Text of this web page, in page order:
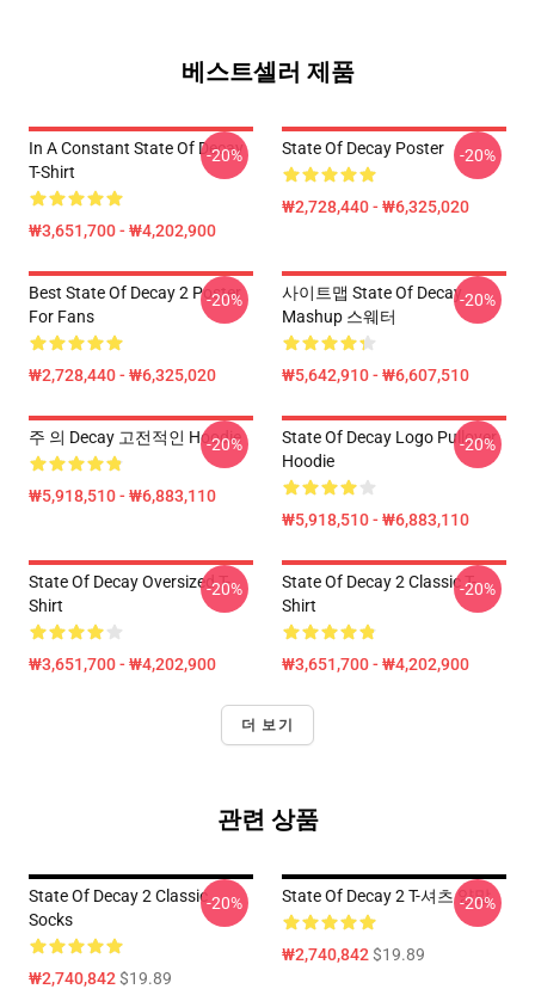
베스트셀러 제품
In A Constant State Of Decay
T-Shirt
₩3,651,700 - ₩4,202,900
-20% State Of Decay Poster
₩2,728,440 - ₩6,325,020
-20%
Best State Of Decay 2 Poster
For Fans
₩2,728,440 - ₩6,325,020
-20%
사이트맵 State Of Decay
Mashup 스웨터
₩5,642,910 - ₩6,607,510
-20%
주 의 Decay 고전적인 Hoodie
₩5,918,510 - ₩6,883,110
-20%
State Of Decay Logo Pullover
Hoodie
₩5,918,510 - ₩6,883,110
-20%
State Of Decay Oversized T-
Shirt
₩3,651,700 - ₩4,202,900
-20%
State Of Decay 2 Classic T-
Shirt
₩3,651,700 - ₩4,202,900
-20%
더 보기
관련 상품
State Of Decay 2 Classic
Socks
₩2,740,842$19.89
-20% State Of Decay 2 T-셔츠 양말
₩2,740,842$19.89
-20%